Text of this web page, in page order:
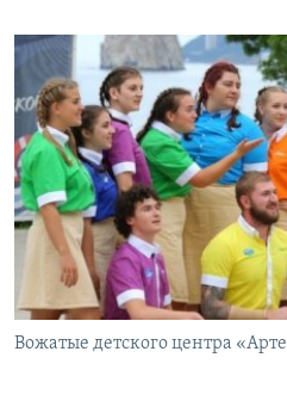
Вожатые детского центра